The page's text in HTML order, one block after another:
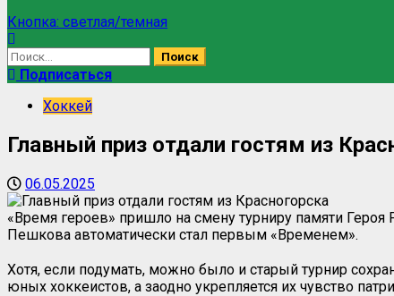
Кнопка: светлая/темная
Подписаться
Хоккей
Главный приз отдали гостям из
06.05.2025
«Время героев» пришло на смену турниру памяти Героя
Пешкова автоматически стал первым «Временем».
Хотя, если подумать, можно было и старый турнир
юных хоккеистов, а заодно укрепляется их чувство